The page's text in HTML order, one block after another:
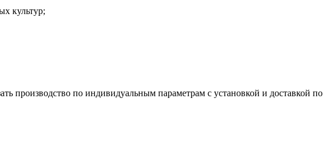
культур;
производство по индивидуальным параметрам с установкой и доставкой по